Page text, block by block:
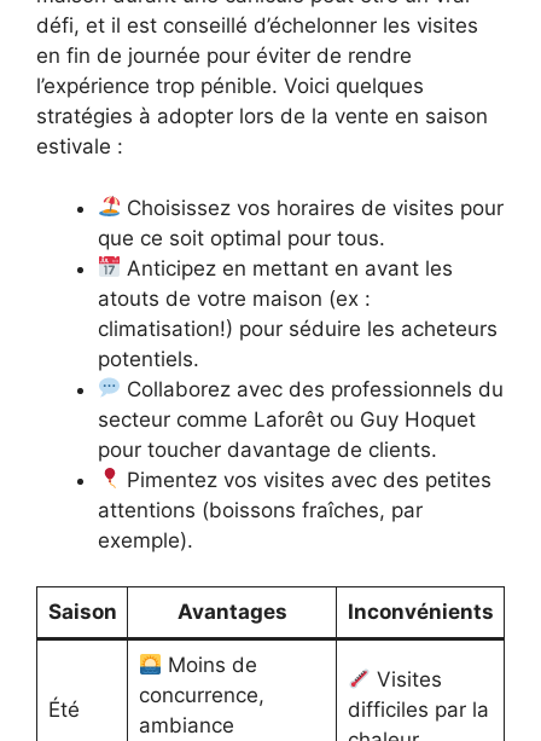
défi, et il est conseillé d’échelonner les visites
en fin de journée pour éviter de rendre
l’expérience trop pénible. Voici quelques
stratégies à adopter lors de la vente en saison
estivale :
Choisissez vos horaires de visites pour
que ce soit optimal pour tous.
Anticipez en mettant en avant les
atouts de votre maison (ex :
climatisation!) pour séduire les acheteurs
potentiels.
Collaborez avec des professionnels du
secteur comme Laforêt ou Guy Hoquet
pour toucher davantage de clients.
Pimentez vos visites avec des petites
attentions (boissons fraîches, par
exemple).
Saison Avantages Inconvénients
Été
Moins de
concurrence,
ambiance
Visites
difficiles par la